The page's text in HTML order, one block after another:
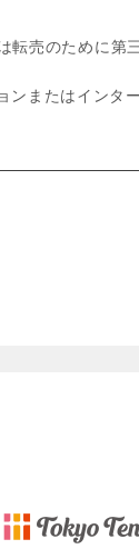
転売のために第
ンまたはインタ